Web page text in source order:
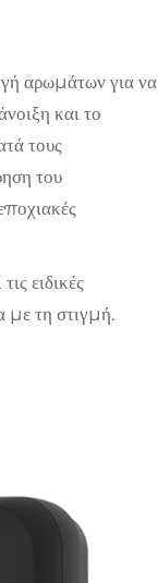
αρωμάτων για να
και το
τους
του
ειδικές
με τη στιγμή.